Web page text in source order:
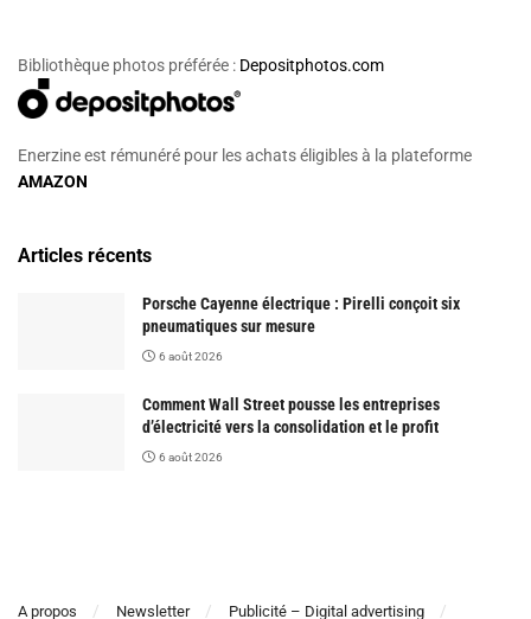
Bibliothèque photos préférée : Depositphotos.com
Enerzine est rémunéré pour les achats éligibles à la plateforme
AMAZON
Articles récents
Porsche Cayenne électrique : Pirelli conçoit six
pneumatiques sur mesure
6 août 2026
Comment Wall Street pousse les entreprises
d’électricité vers la consolidation et le profit
6 août 2026
A propos Newsletter Publicité – Digital advertising